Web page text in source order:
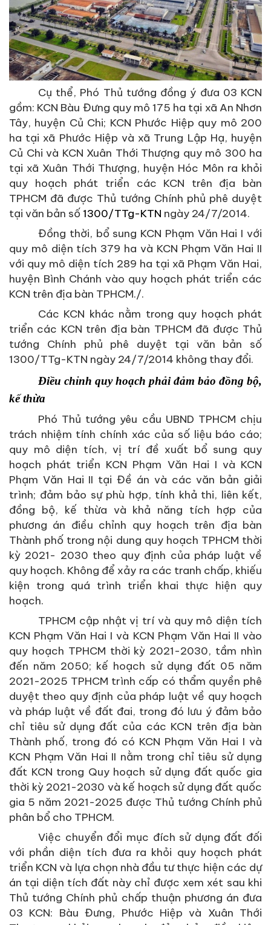
Cụ thể, Phó Thủ tướng đồng ý đưa 03 KCN
gồm: KCN Bàu Đưng quy mô 175 ha tại xã An Nhơn
Tây, huyện Củ Chi; KCN Phước Hiệp quy mô 200
ha tại xã Phước Hiệp và xã Trung Lập Hạ, huyện
Củ Chi và KCN Xuân Thới Thượng quy mô 300 ha
tại xã Xuân Thới Thượng, huyện Hóc Môn ra khỏi
quy hoạch phát triển các KCN trên địa bàn
TPHCM đã được Thủ tướng Chính phủ phê duyệt
tại văn bản số1300/TTg-KTN ngày 24/7/2014.
Đồng thời, bổ sung KCN Phạm Văn Hai I với
quy mô diện tích 379 ha và KCN Phạm Văn Hai II
với quy mô diện tích 289 ha tại xã Phạm Văn Hai,
huyện Bình Chánh vào quy hoạch phát triển các
KCN trên địa bàn TPHCM./.
Các KCN khác nằm trong quy hoạch phát
triển các KCN trên địa bàn TPHCM đã được Thủ
tướng Chính phủ phê duyệt tại văn bản số
1300/TTg-KTN ngày 24/7/2014 không thay đổi.
Điều chỉnh quy hoạch phải đảm bảo đồng bộ,
kế thừa
Phó Thủ tướng yêu cầu UBND TPHCM chịu
trách nhiệm tính chính xác của số liệu báo cáo;
quy mô diện tích, vị trí đề xuất bổ sung quy
hoạch phát triển KCN Phạm Văn Hai I và KCN
Phạm Văn Hai II tại Đề án và các văn bản giải
trình; đảm bảo sự phù hợp, tính khả thi, liên kết,
đồng bộ, kế thừa và khả năng tích hợp của
phương án điều chỉnh quy hoạch trên địa bàn
Thành phố trong nội dung quy hoạch TPHCM thời
kỳ 2021- 2030 theo quy định của pháp luật về
quy hoạch. Không để xảy ra các tranh chấp, khiếu
kiện trong quá trình triển khai thực hiện quy
hoạch.
TPHCM cập nhật vị trí và quy mô diện tích
KCN Phạm Văn Hai I và KCN Phạm Văn Hai II vào
quy hoạch TPHCM thời kỳ 2021-2030, tầm nhìn
đến năm 2050; kế hoạch sử dụng đất 05 năm
2021-2025 TPHCM trình cấp có thẩm quyền phê
duyệt theo quy định của pháp luật về quy hoạch
và pháp luật về đất đai, trong đó lưu ý đảm bảo
chỉ tiêu sử dụng đất của các KCN trên địa bàn
Thành phố, trong đó có KCN Phạm Văn Hai I và
KCN Phạm Văn Hai II nằm trong chỉ tiêu sử dụng
đất KCN trong Quy hoạch sử dụng đất quốc gia
thời kỳ 2021-2030 và kế hoạch sử dụng đất quốc
gia 5 năm 2021-2025 được Thủ tướng Chính phủ
phân bổ cho TPHCM.
Việc chuyển đổi mục đích sử dụng đất đối
với phần diện tích đưa ra khỏi quy hoạch phát
triển KCN và lựa chọn nhà đầu tư thực hiện các dự
án tại diện tích đất này chỉ được xem xét sau khi
Thủ tướng Chính phủ chấp thuận phương án đưa
03 KCN: Bàu Đưng, Phước Hiệp và Xuân Thới